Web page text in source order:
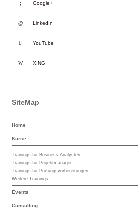
Google+
LinkedIn
YouTube
XING
SiteMap
Home
Kurse
Trainings für Business Analysten
Trainings für Projektmanager
Trainings für Prüfungsvorbereitungen
Weitere Trainings
Events
Consulting